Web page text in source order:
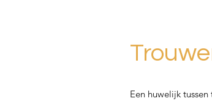
Een huwelijk